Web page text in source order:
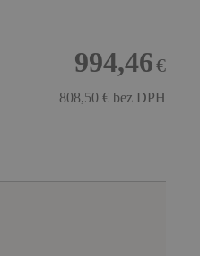
994,46€
808,50 €bez DPH